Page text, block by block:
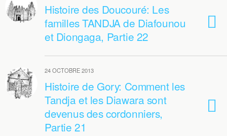
Histoire des Doucouré: Les
familles TANDJA de Diafounou
et Diongaga, Partie 22
24 OCTOBRE 2013
Histoire de Gory: Comment les
Tandja et les Diawara sont
devenus des cordonniers,
Partie 21